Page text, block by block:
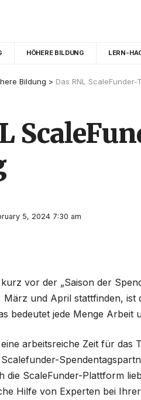
HÖHERE BILDUNG LERN-
Bildung > Das RNL
5, 2024 7:30 am
vor der „Saison der
März und April stattfinden, ist
bedeutet jede Menge Arbeit
arbeitsreiche Zeit für das
Scalefunder-
die ScaleFunder-Plattform
Hilfe von Experten bei